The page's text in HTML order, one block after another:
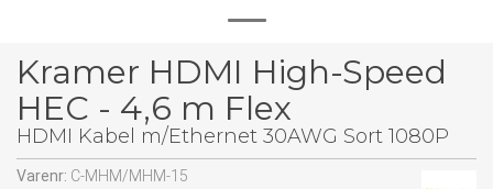
Kramer HDMI High-Speed
HEC - 4,6 m Flex
HDMI Kabel m/Ethernet 30AWG Sort 1080P
Varenr: C-MHM/MHM-15